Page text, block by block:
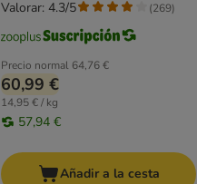
Precio normal 64,76 €
60,99 €
14,95 € / kg
57,94 €
Valorar: 4.3/5 (269)
Añadir a la cesta